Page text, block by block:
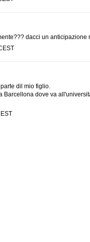
dacci un anticipazione
dil mio figlio.
Barcellona dove va